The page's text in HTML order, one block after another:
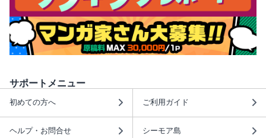
サポートメニュー
初めての方へ ご利用ガイド
ヘルプ・お問合せ シーモア島